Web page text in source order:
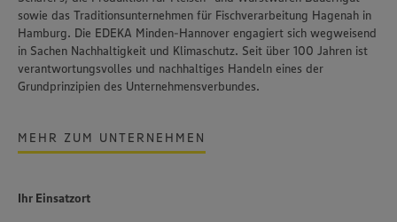
sowie das Traditionsunternehmen für Fischverarbeitung Hagenah in
Hamburg. Die EDEKA Minden-Hannover engagiert sich wegweisend
in Sachen Nachhaltigkeit und Klimaschutz. Seit über 100 Jahren ist
verantwortungsvolles und nachhaltiges Handeln eines der
Grundprinzipien des Unternehmensverbundes.
MEHR ZUM UNTERNEHMEN
Ihr Einsatzort